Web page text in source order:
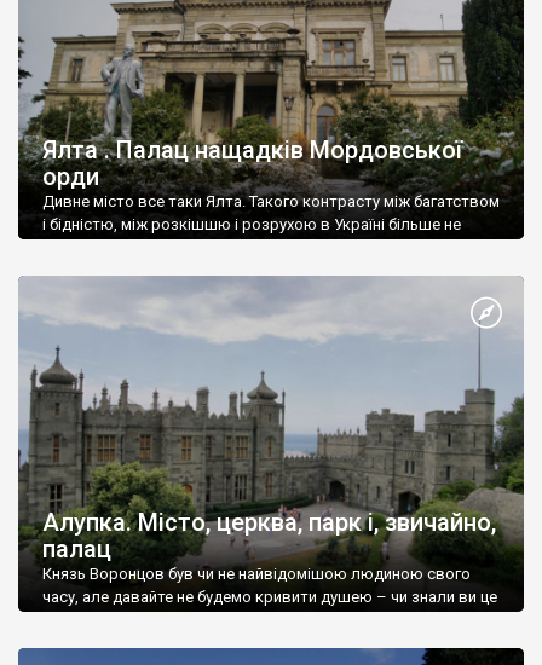
Ялта . Палац нащадків Мордовської
орди
Дивне місто все таки Ялта. Такого контрасту між багатством
і бідністю, між розкішшю і розрухою в Україні більше не
Алупка. Місто, церква, парк і, звичайно,
палац
Князь Воронцов був чи не найвідомішою людиною свого
часу, але давайте не будемо кривити душею – чи знали ви це